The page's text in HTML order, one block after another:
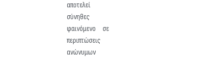
αποτελεί
σύνηθες
φαινόμενο σε
περιπτώσεις
ανώνυμων